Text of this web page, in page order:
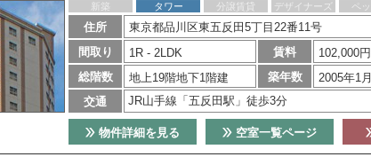
新築 タワー 分譲賃貸 デザイナーズ ペッ
住所
東京都品川区東五反田5丁目22番11号
間取り
1R - 2LDK 賃料
102,000
総階数
地上19階地下1階建 築年数
2005年1月
交通
JR山手線「五反田駅」徒歩3分
空室一覧ページ
物件詳細を見る